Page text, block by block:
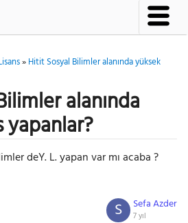
»Hitit Sosyal Bilimler alanında yüksek
alanında
yapanlar?
deY. L. yapan var mı acaba ?
Sefa Azder
7 yıl
S